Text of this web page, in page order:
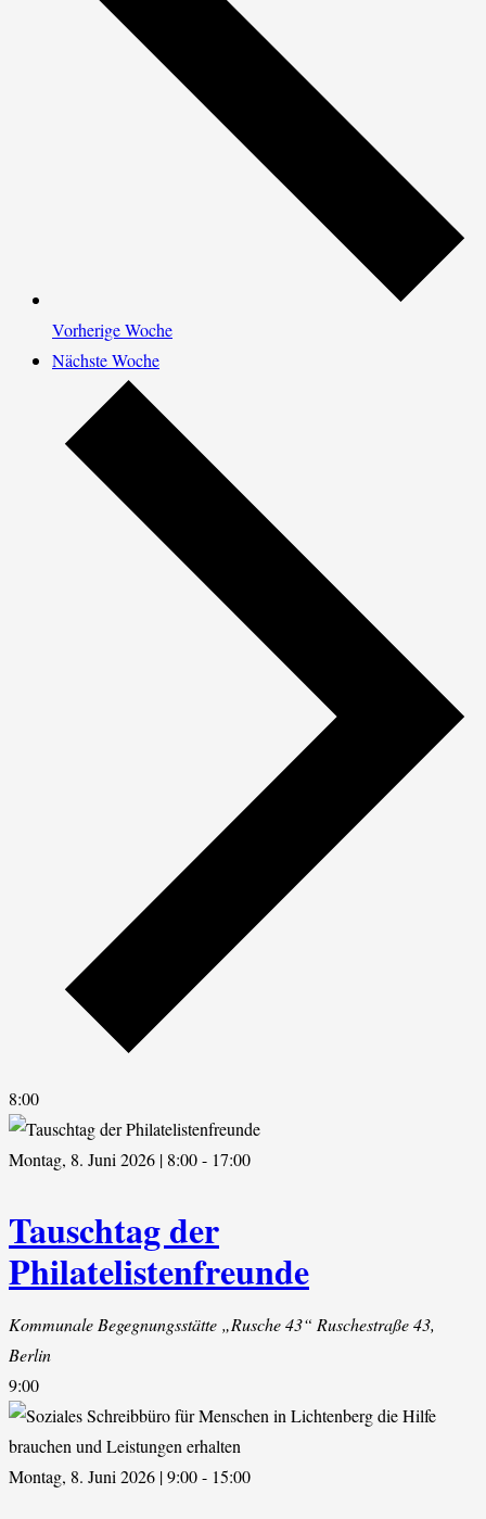
Vorherige Woche
Nächste Woche
8:00
Montag, 8. Juni 2026 | 8:00- 17:00
Tauschtag der
Philatelistenfreunde
Kommunale Begegnungsstätte „Rusche 43“ Ruschestraße 43,
Berlin
9:00
Montag, 8. Juni 2026 | 9:00- 15:00